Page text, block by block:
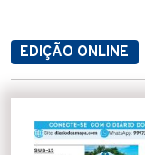
EDIÇÃO ONLINE